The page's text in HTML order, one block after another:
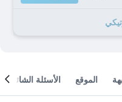
الموقع الأسئلة الشائعة